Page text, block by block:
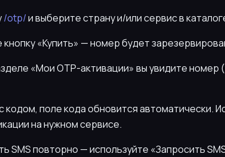
/otp/и выберите страну и/или сервис в
«Купить» — номер будет
«Мои OTP-активации» вы увидите
кодом, поле кода обновится автоматически.
на нужном сервисе.
SMS повторно — используйте «Запросить